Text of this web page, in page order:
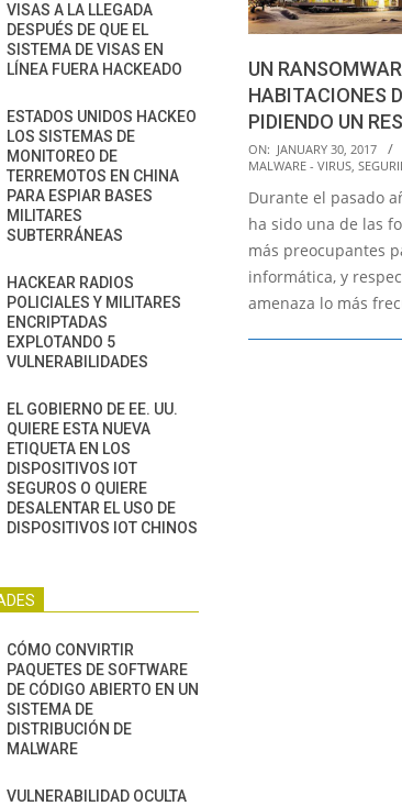
UN
HABITACIONES
PIDIENDO UN
2017-
01-
30
ON: JANUARY 30, 2017
MALWARE - VIRUS,
Durante el pasado
ha sido una de las
más preocupantes
informática, y
amenaza lo más
VISAS A LA LLEGADA
DESPUÉS DE QUE EL
SISTEMA DE VISAS EN
LÍNEA FUERA HACKEADO
ESTADOS UNIDOS HACKEO
LOS SISTEMAS DE
MONITOREO DE
TERREMOTOS EN CHINA
PARA ESPIAR BASES
MILITARES
SUBTERRÁNEAS
HACKEAR RADIOS
POLICIALES Y MILITARES
ENCRIPTADAS
EXPLOTANDO 5
VULNERABILIDADES
EL GOBIERNO DE EE. UU.
QUIERE ESTA NUEVA
ETIQUETA EN LOS
DISPOSITIVOS IOT
SEGUROS O QUIERE
DESALENTAR EL USO DE
DISPOSITIVOS IOT CHINOS
CÓMO CONVIRTIR
PAQUETES DE SOFTWARE
DE CÓDIGO ABIERTO EN UN
SISTEMA DE
DISTRIBUCIÓN DE
MALWARE
VULNERABILIDAD OCULTA